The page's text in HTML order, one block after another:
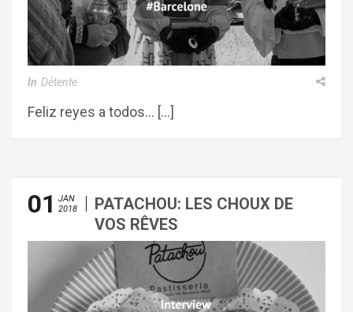
In Détente
Feliz reyes a todos… […]
01
JAN
2018
PATACHOU: LES CHOUX DE
VOS RÊVES